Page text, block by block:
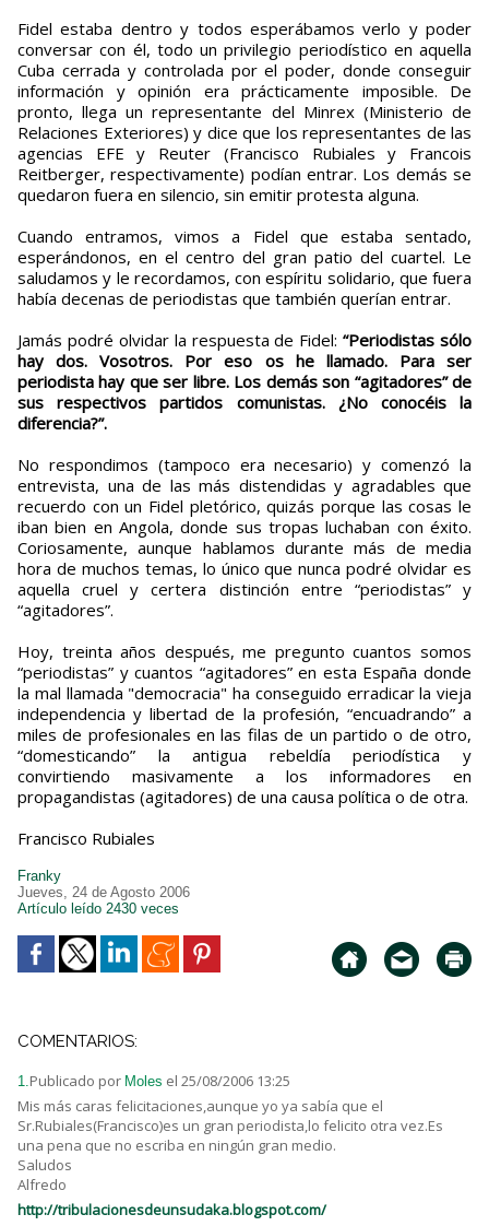
Fidel estaba dentro y todos esperábamos verlo y poder
conversar con él, todo un privilegio periodístico en aquella
Cuba cerrada y controlada por el poder, donde conseguir
información y opinión era prácticamente imposible. De
pronto, llega un representante del Minrex (Ministerio de
Relaciones Exteriores) y dice que los representantes de las
agencias EFE y Reuter (Francisco Rubiales y Francois
Reitberger, respectivamente) podían entrar. Los demás se
quedaron fuera en silencio, sin emitir protesta alguna.
Cuando entramos, vimos a Fidel que estaba sentado,
esperándonos, en el centro del gran patio del cuartel. Le
saludamos y le recordamos, con espíritu solidario, que fuera
había decenas de periodistas que también querían entrar.
Jamás podré olvidar la respuesta de Fidel:“Periodistas sólo
hay dos. Vosotros. Por eso os he llamado. Para ser
periodista hay que ser libre. Los demás son “agitadores” de
sus respectivos partidos comunistas. ¿No conocéis la
diferencia?”.
No respondimos (tampoco era necesario) y comenzó la
entrevista, una de las más distendidas y agradables que
recuerdo con un Fidel pletórico, quizás porque las cosas le
iban bien en Angola, donde sus tropas luchaban con éxito.
Coriosamente, aunque hablamos durante más de media
hora de muchos temas, lo único que nunca podré olvidar es
aquella cruel y certera distinción entre “periodistas” y
“agitadores”.
Hoy, treinta años después, me pregunto cuantos somos
“periodistas” y cuantos “agitadores” en esta España donde
la mal llamada "democracia" ha conseguido erradicar la vieja
independencia y libertad de la profesión, “encuadrando” a
miles de profesionales en las filas de un partido o de otro,
“domesticando” la antigua rebeldía periodística y
convirtiendo masivamente a los informadores en
propagandistas (agitadores) de una causa política o de otra.
Francisco Rubiales
Franky
Jueves, 24 de Agosto 2006
Artículo leído 2430 veces
COMENTARIOS:
1.Publicado por Moles el 25/08/2006 13:25
Mis más caras felicitaciones,aunque yo ya sabía que el
Sr.Rubiales(Francisco)es un gran periodista,lo felicito otra vez.Es
una pena que no escriba en ningún gran medio.
Saludos
Alfredo
http://tribulacionesdeunsudaka.blogspot.com/